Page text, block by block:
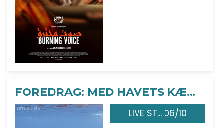
FOREDRAG: MED HAVETS KÆMPER PÅ JAGT
LIVE ST... 06/10